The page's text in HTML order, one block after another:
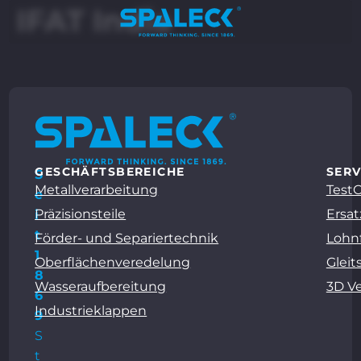
IFAT India
S
e
i
t
1
8
6
9
S
t
GESCHÄFTSBEREICHE
Metallverarbeitung
Präzisionsteile
Förder- und Separiertechnik
Oberflächenveredelung
Wasseraufbereitung
Industrieklappen
3D